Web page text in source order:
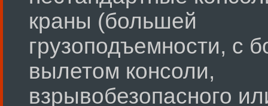
краны (большей
грузоподъемности, с
вылетом консоли,
взрывобезопасного